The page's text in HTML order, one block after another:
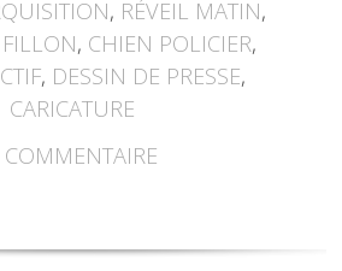
, RÉVEIL MATIN,
, CHIEN POLICIER,
, DESSIN DE PRESSE,
CARICATURE
COMMENTAIRE